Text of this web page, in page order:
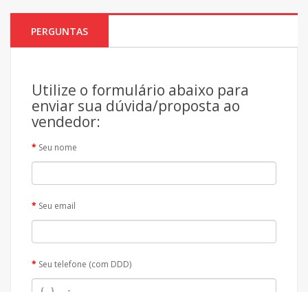
PERGUNTAS
Utilize o formulário abaixo para
enviar sua dúvida/proposta ao
vendedor:
Seu nome
Seu email
Seu telefone (com DDD)